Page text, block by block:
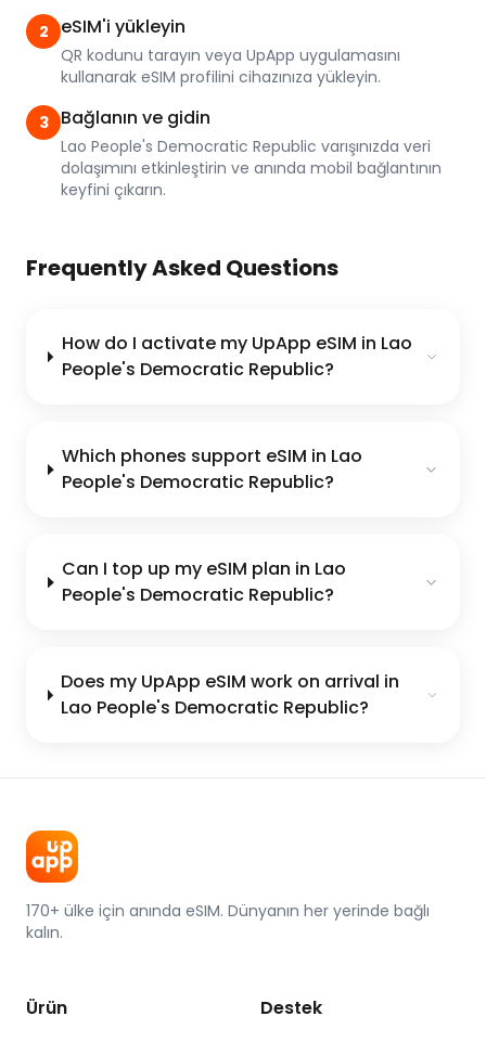
2 eSIM'i yükleyin
QR kodunu tarayın veya UpApp uygulamasını
kullanarak eSIM profilini cihazınıza yükleyin.
3 Bağlanın ve gidin
Lao People's Democratic Republic varışınızda veri
dolaşımını etkinleştirin ve anında mobil bağlantının
keyfini çıkarın.
Frequently Asked Questions
How do I activate my UpApp eSIM in Lao
People's Democratic Republic?
Which phones support eSIM in Lao
People's Democratic Republic?
Can I top up my eSIM plan in Lao
People's Democratic Republic?
Does my UpApp eSIM work on arrival in
Lao People's Democratic Republic?
170+ ülke için anında eSIM. Dünyanın her yerinde bağlı
kalın.
Ürün Destek